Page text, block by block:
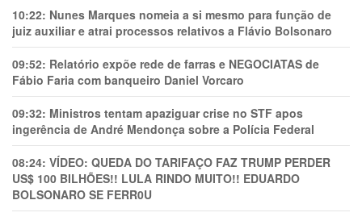
10:22: Nunes Marques nomeia a si mesmo para função de
juiz auxiliar e atrai processos relativos a Flávio Bolsonaro
09:52: Relatório expõe rede de farras e NEGOCIATAS de
Fábio Faria com banqueiro Daniel Vorcaro
09:32: Ministros tentam apaziguar crise no STF apos
ingerência de André Mendonça sobre a Polícia Federal
08:24: VÍDEO: QUEDA DO TARIFAÇO FAZ TRUMP PERDER
US$ 100 BILHÕES!! LULA RINDO MUITO!! EDUARDO
BOLSONARO SE FERR0U